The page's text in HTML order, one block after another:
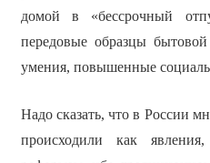
домой в «бессрочный
передовые образцы
умения, повышенные
Надо сказать, что в России
происходили как